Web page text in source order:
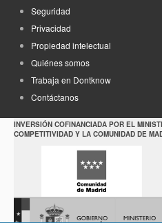
Seguridad
Privacidad
Propiedad intelectual
Quiénes somos
Trabaja en Dontknow
Contáctanos
INVERSIÓN COFINANCIADA POR EL
COMPETITIVIDAD Y LA COMUNIDAD DE